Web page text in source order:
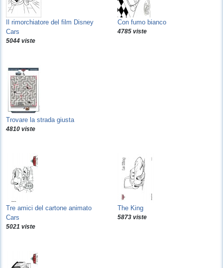
Il rimorchiatore del film Disney
Cars
5044 viste
Con fumo bianco
4785 viste
Trovare la strada giusta
4810 viste
Tre amici del cartone animato
Cars
5021 viste
The King
5873 viste